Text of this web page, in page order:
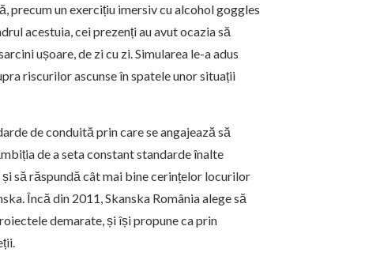
precum un exercițiu imersiv cu alcohol goggles
acestuia, cei prezenți au avut ocazia să
ușoare, de zi cu zi. Simularea le-a adus
riscurilor ascunse în spatele unor situații
de conduită prin care se angajează să
de a seta constant standarde înalte
să răspundă cât mai bine cerințelor locurilor
Încă din 2011, Skanska România alege să
demarate, și își propune ca prin